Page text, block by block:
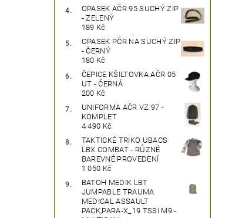
OPASEK AČR 95 SUCHÝ ZIP
- ZELENÝ
189 Kč
OPASEK PČR NA SUCHÝ ZIP
- ČERNÝ
180 Kč
ČEPICE KŠILTOVKA AČR 05
UT - ČERNÁ
200 Kč
UNIFORMA AČR VZ.97 -
KOMPLET
4 490 Kč
TAKTICKÉ TRIKO UBACS
LBX COMBAT - RŮZNÉ
BAREVNÉ PROVEDENÍ
1 050 Kč
BATOH MEDIK LBT
JUMPABLE TRAUMA
MEDICAL ASSAULT
PACK,PARA-X_19 TSSI M9 -